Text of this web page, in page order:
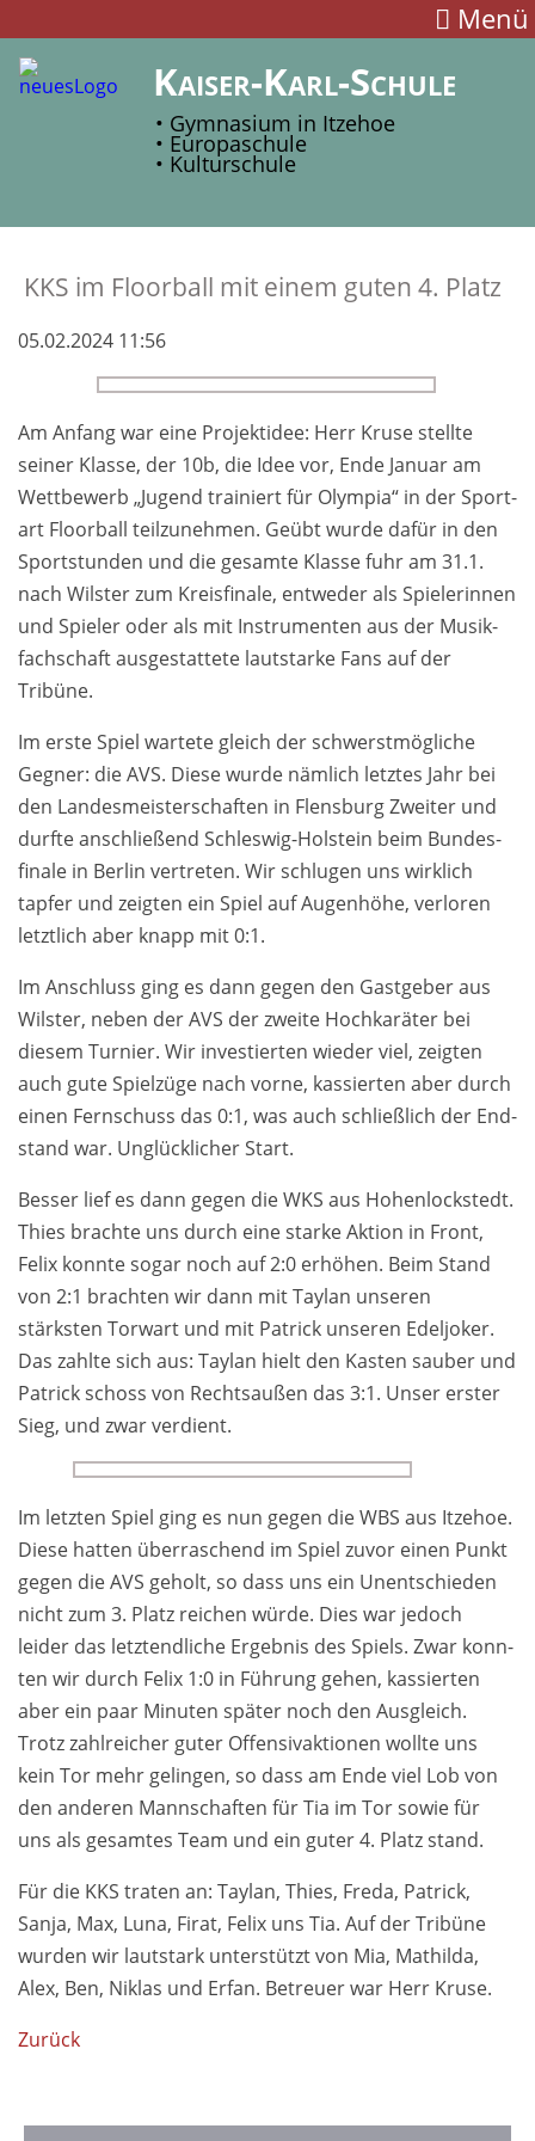
Menü
Kaiser-Karl-Schule
• Gymnasium in Itzehoe
• Europaschule
• Kulturschule
KKS im Floor­ball mit einem guten 4. Platz
05.02.2024 11:56
Am Anfang war eine Projekt­idee: Herr Kruse stell­te
seiner Klasse, der 10b, die Idee vor, Ende Januar am
Wett­be­werb „Ju­gend trainiert für Olympia“ in der Sport­
art Floor­ball teil­zu­nehmen. Ge­übt wurde dafür in den
Sport­stunden und die ge­samte Klasse fuhr am 31.1.
nach Wilster zum Kreis­finale, ent­weder als Spielerin­nen
und Spieler oder als mit Instru­menten aus der Musik­
fach­schaft aus­gestat­tete laut­starke Fans auf der
Tribüne.
Im erste Spiel wartete gleich der schwerst­mögliche
Gegner: die AVS. Diese wurde näm­lich letztes Jahr bei
den Landes­meister­schaften in Flens­burg Zweiter und
durfte an­schließend Schleswig-­Holstein beim Bundes­
finale in Berlin vertreten. Wir schlugen uns wirk­lich
tapfer und zeigten ein Spiel auf Augen­höhe, verloren
letzt­lich aber knapp mit 0:1.
Im Anschluss ging es dann gegen den Gast­geber aus
Wilster, neben der AVS der zweite Hoch­karäter bei
diesem Turnier. Wir in­vestierten wieder viel, zeigten
auch gute Spiel­züge nach vorne, kas­sierten aber durch
einen Fern­schuss das 0:1, was auch schließ­lich der End­
stand war. Un­glück­licher Start.
Besser lief es dann gegen die WKS aus Hohen­lockstedt.
Thies brach­te uns durch eine starke Ak­tion in Front,
Felix konn­te sogar noch auf 2:0 erhöhen. Beim Stand
von 2:1 brachten wir dann mit Taylan un­seren
stärksten Torwart und mit Patrick unseren Edel­joker.
Das zahlte sich aus: Taylan hielt den Kasten sauber und
Patrick schoss von Rechts­außen das 3:1. Unser erster
Sieg, und zwar ver­dient.
Im letzten Spiel ging es nun gegen die WBS aus Itzehoe.
Diese hatten über­raschend im Spiel zuvor einen Punkt
gegen die AVS ge­holt, so dass uns ein Un­ent­schieden
nicht zum 3. Platz reichen würde. Dies war je­doch
leider das letzt­end­liche Er­gebnis des Spiels. Zwar konn­
ten wir durch Felix 1:0 in Führung gehen, kas­sierten
aber ein paar Minu­ten später noch den Ausgleich.
Trotz zahl­reicher guter Of­fensiv­aktionen woll­te uns
kein Tor mehr ge­lingen, so dass am Ende viel Lob von
den an­deren Mann­schaften für Tia im Tor sowie für
uns als ge­samtes Team und ein guter 4. Platz stand.
Für die KKS traten an: Taylan, Thies, Freda, Patrick,
Sanja, Max, Luna, Firat, Felix uns Tia. Auf der Tribüne
wurden wir laut­stark unter­stützt von Mia, Mathilda,
Alex, Ben, Niklas und Erfan. Betreuer war Herr Kruse.
Zurück